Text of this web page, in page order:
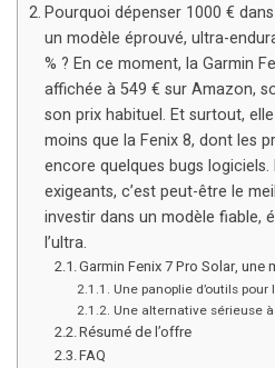
Pourquoi dépenser 1000 €
un modèle éprouvé, ultra-
% ? En ce moment, la Garmin
affichée à 549 € sur Amazon,
son prix habituel. Et surtout,
moins que la Fenix 8, dont les
encore quelques bugs
exigeants, c’est peut-être le
investir dans un modèle fiable,
l’ultra.
Garmin Fenix 7 Pro Solar, une
Une panoplie d’outils
Une alternative sérieuse
Résumé de l’offre
FAQ